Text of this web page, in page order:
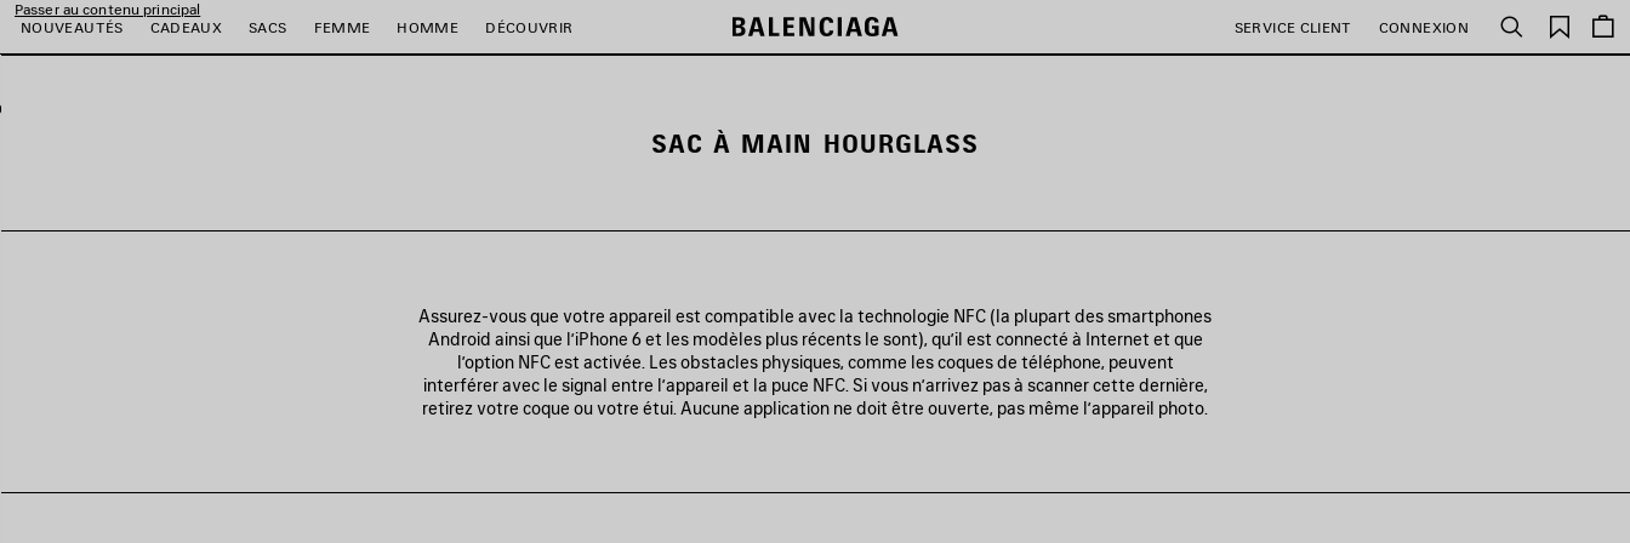
Passer au contenu principal
NOUVEAUTÉS
CADEAUX SACS FEMME HOMME DÉCOUVRIR SERVICE CLIENT CONNEXION Rechercher
SAC À MAIN HOURGLASS
Assurez-vous que votre appareil est compatible avec la technologie NFC (la plupart des smartphones
Android ainsi que l’iPhone 6 et les modèles plus récents le sont), qu’il est connecté à Internet et que
l’option NFC est activée. Les obstacles physiques, comme les coques de téléphone, peuvent
interférer avec le signal entre l’appareil et la puce NFC. Si vous n’arrivez pas à scanner cette dernière,
retirez votre coque ou votre étui. Aucune application ne doit être ouverte, pas même l’appareil photo.